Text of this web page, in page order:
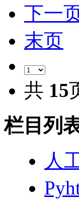
下一
末页
共 15
栏目列
人